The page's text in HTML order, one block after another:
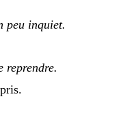
peu inquiet.
reprendre.